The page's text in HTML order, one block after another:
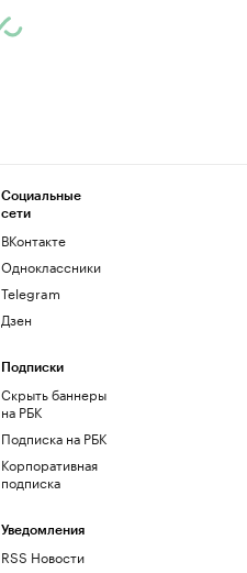
Социальные
сети
ВКонтакте
Одноклассники
Telegram
Дзен
Подписки
Скрыть баннеры
на РБК
Подписка на РБК
Корпоративная
подписка
Уведомления
RSS Новости